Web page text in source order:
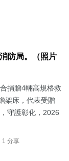
防局。（照片
捐贈4輛高規格救
架床，代表受贈
守護彰化，2026
1 分享